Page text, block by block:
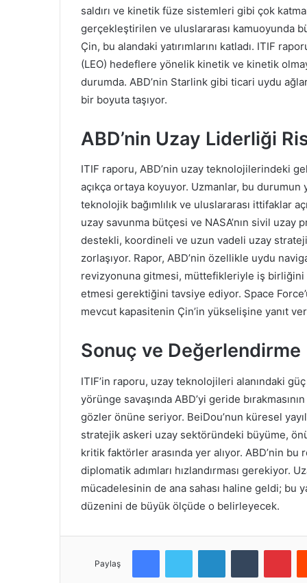
saldırı ve kinetik füze sistemleri gibi çok
gerçekleştirilen ve uluslararası kamuoyunda
Çin, bu alandaki yatırımlarını katladı. ITIF
(LEO) hedeflere yönelik kinetik ve kinetik
durumda. ABD’nin Starlink gibi ticari uydu
bir boyuta taşıyor.
ABD’nin Uzay Liderliği
ITIF raporu, ABD’nin uzay teknolojilerindeki
açıkça ortaya koyuyor. Uzmanlar, bu durumun
teknolojik bağımlılık ve uluslararası ittifaklar
uzay savunma bütçesi ve NASA’nın sivil uzay
destekli, koordineli ve uzun vadeli uzay
zorlaşıyor. Rapor, ABD’nin özellikle uydu
revizyonuna gitmesi, müttefikleriyle iş birliğini
etmesi gerektiğini tavsiye ediyor. Space
mevcut kapasitenin Çin’in yükselişine yanıt
Sonuç ve Değerlendirme
ITIF’in raporu, uzay teknolojileri alanındaki
yörünge savaşında ABD’yi geride
gözler önüne seriyor. BeiDou’nun küresel
stratejik askeri uzay sektöründeki büyüme,
kritik faktörler arasında yer alıyor. ABD’nin
diplomatik adımları hızlandırması gerekiyor.
mücadelesinin de ana sahası haline geldi; bu
düzenini de büyük ölçüde o belirleyecek.
Paylaş